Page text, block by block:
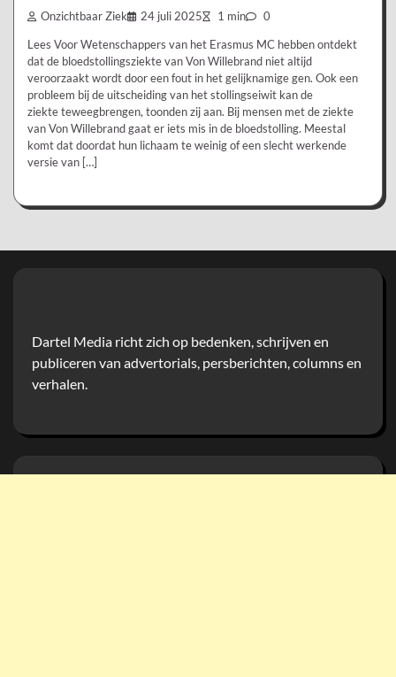
Onzichtbaar Ziek 24 juli 2025 1 min 0
Lees Voor Wetenschappers van het Erasmus MC hebben ontdekt
dat de bloedstollingsziekte van Von Willebrand niet altijd
veroorzaakt wordt door een fout in het gelijknamige gen. Ook een
probleem bij de uitscheiding van het stollingseiwit kan de
ziekte teweegbrengen, toonden zij aan. Bij mensen met de ziekte
van Von Willebrand gaat er iets mis in de bloedstolling. Meestal
komt dat doordat hun lichaam te weinig of een slecht werkende
versie van […]
Dartel Media richt zich op bedenken, schrijven en
publiceren van advertorials, persberichten, columns en
verhalen.